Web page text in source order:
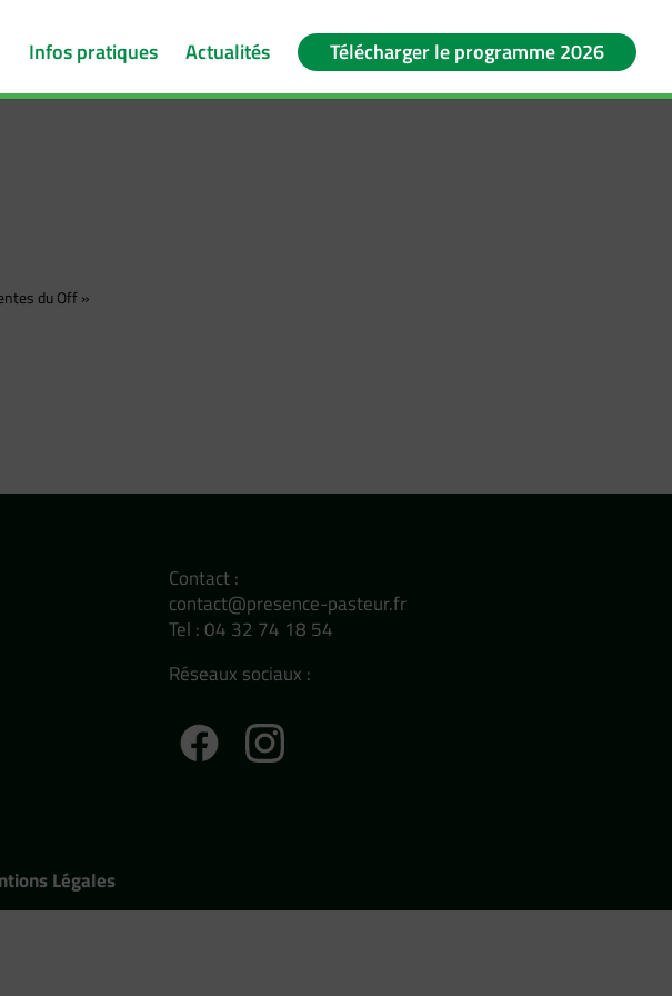
Infos pratiques Actualités Télécharger le programme 2026
du Off »
Contact :
contact@presence-pasteur.fr
Tel : 04 32 74 18 54
Réseaux sociaux :
Légales